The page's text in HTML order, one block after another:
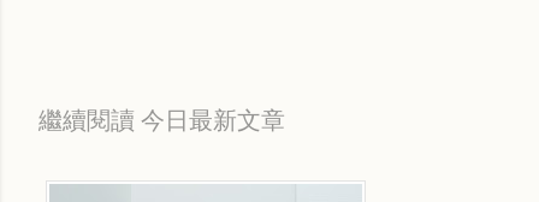
繼續閱讀 今日最新文章